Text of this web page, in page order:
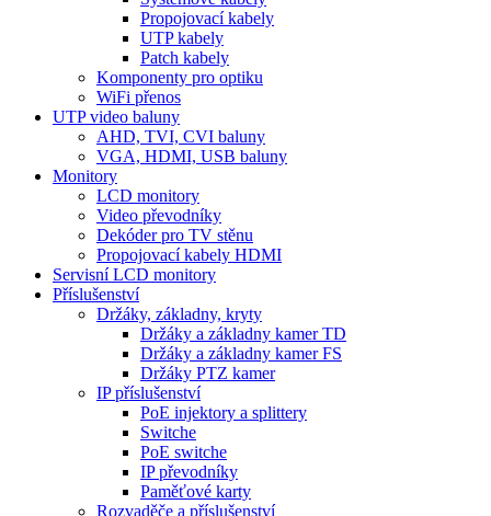
Propojovací kabely
UTP kabely
Patch kabely
Komponenty pro optiku
WiFi přenos
UTP video baluny
AHD, TVI, CVI baluny
VGA, HDMI, USB baluny
Monitory
LCD monitory
Video převodníky
Dekóder pro TV stěnu
Propojovací kabely HDMI
Servisní LCD monitory
Příslušenství
Držáky, základny, kryty
Držáky a základny kamer TD
Držáky a základny kamer FS
Držáky PTZ kamer
IP příslušenství
PoE injektory a splittery
Switche
PoE switche
IP převodníky
Paměťové karty
Rozvaděče a příslušenství